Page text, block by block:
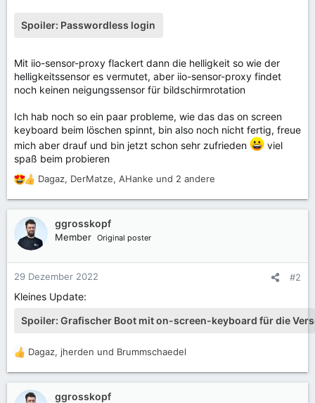
Spoiler: Passwordless login
Mit iio-sensor-proxy flackert dann die helligkeit so wie der
helligkeitssensor es vermutet, aber iio-sensor-proxy findet
noch keinen neigungssensor für bildschirmrotation
Ich hab noch so ein paar probleme, wie das das on screen
keyboard beim löschen spinnt, bin also noch nicht fertig, freue
mich aber drauf und bin jetzt schon sehr zufrieden
️ viel
spaß beim probieren
R
a
k
n
n
Dagaz, DerMatze, AHanke und 2 andere
ggrosskopf
Member Original poster
29 Dezember 2022 #2
Kleines Update:
Spoiler: Grafischer Boot mit on-screen-keyboard für die
R
a
k
Dagaz, jherden und Brummschaedel
ggrosskopf